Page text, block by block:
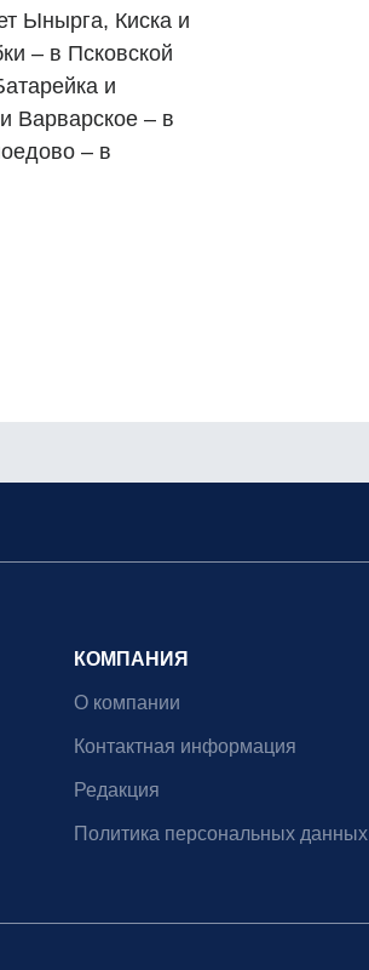
Ынырга, Киска и
– в Псковской
и
Варварское – в
– в
КОМПАНИЯ
О компании
Контактная информация
Редакция
Политика персональных данных